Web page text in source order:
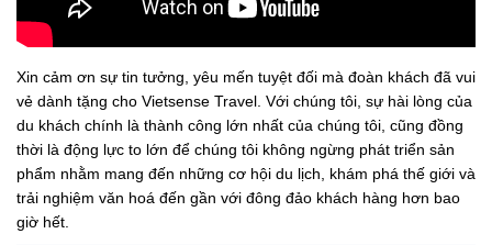
Xin cảm ơn sự tin tưởng, yêu mến tuyệt đối mà đoàn khách đã vui
vẻ dành tặng cho Vietsense Travel. Với chúng tôi, sự hài lòng của
du khách chính là thành công lớn nhất của chúng tôi, cũng đồng
thời là động lực to lớn để chúng tôi không ngừng phát triển sản
phẩm nhằm mang đến những cơ hội du lịch, khám phá thế giới và
trải nghiệm văn hoá đến gần với đông đảo khách hàng hơn bao
giờ hết.